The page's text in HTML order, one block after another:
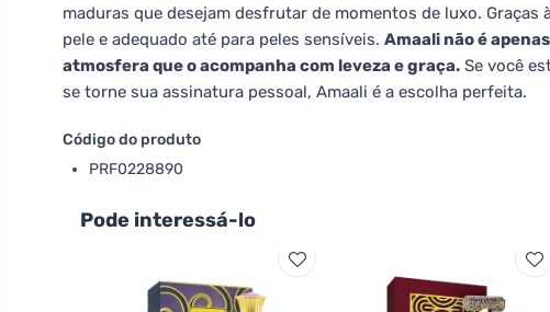
maduras que desejam desfrutar de momentos de luxo.
pele e adequado até para peles sensíveis. Amaali não é
atmosfera que o acompanha com leveza e graça. Se você
se torne sua assinatura pessoal, Amaali é a escolha perfeita.
Código do produto
PRF0228890
Pode interessá-lo